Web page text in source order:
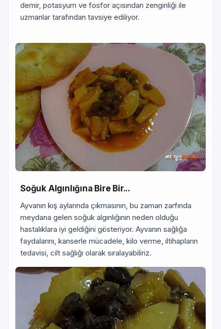
demir, potasyum ve fosfor açısından zenginliği ile
uzmanlar tarafından tavsiye ediliyor.
Soğuk Algınlığına Bire Bir...
Ayvanın kış aylarında çıkmasının, bu zaman zarfında
meydana gelen soğuk algınlığının neden olduğu
hastalıklara iyi geldiğini gösteriyor. Ayvanın sağlığa
faydalarını, kanserle mücadele, kilo verme, iltihapların
tedavisi, cilt sağlığı olarak sıralayabiliriz.